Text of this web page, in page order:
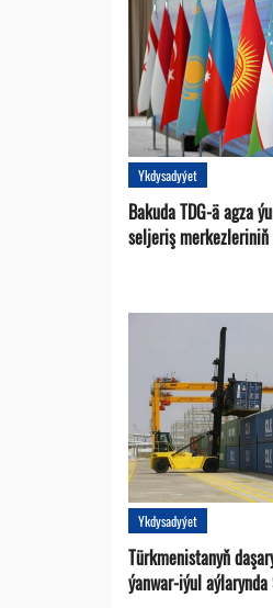
Ykdysadyýet
Bakuda TDG-ä agza
seljeriş
Ykdysadyýet
Türkmenistanyň
ýanwar-iýul